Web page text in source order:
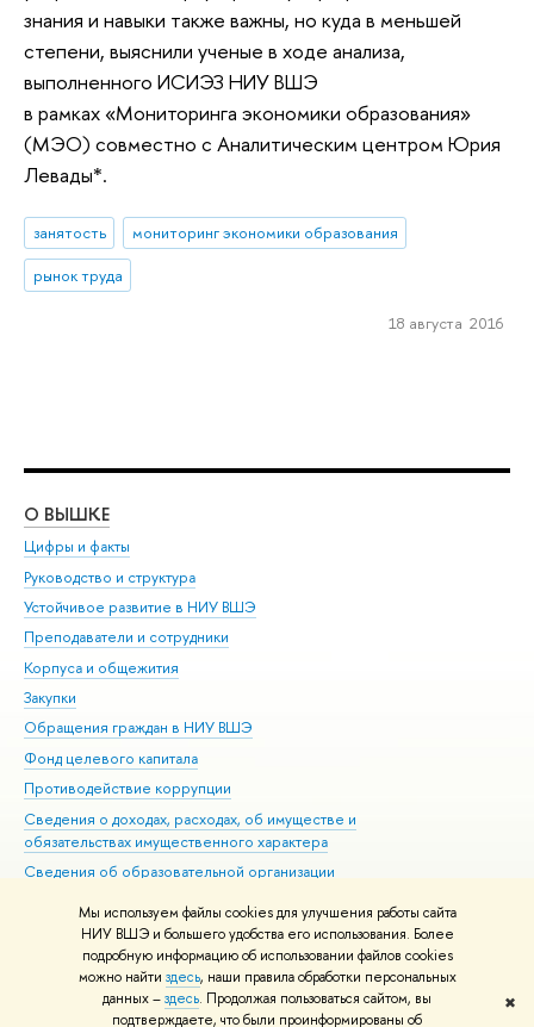
Мы используем файлы cookies для улучшения работы сайта
НИУ ВШЭ и большего удобства его использования. Более
подробную информацию об использовании файлов cookies
можно найти здесь, наши правила обработки персональных
данных –здесь. Продолжая пользоваться сайтом, вы
подтверждаете, что были проинформированы об
✖
знания и навыки также важны, но куда в меньшей
степени, выяснили ученые в ходе анализа,
выполненного ИСИЭЗ НИУ ВШЭ
в рамках «Мониторинга экономики образования»
(МЭО) совместно с Аналитическим центром Юрия
Левады*.
занятость
мониторинг экономики образования
рынок труда
18 августа 2016
О ВЫШКЕ
Цифры и факты
Руководство и структура
Устойчивое развитие в НИУ ВШЭ
Преподаватели и сотрудники
Корпуса и общежития
Закупки
Обращения граждан в НИУ ВШЭ
Фонд целевого капитала
Противодействие коррупции
Сведения о доходах, расходах, об имуществе и
обязательствах имущественного характера
Сведения об образовательной организации
Людям с ограниченными возможностями здоровья
Единая платежная страница
Работа в Вышке